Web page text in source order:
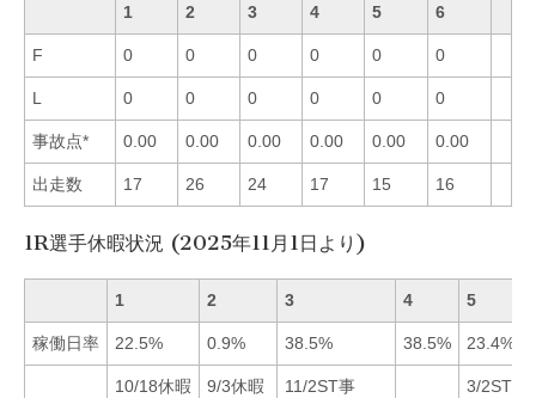
1 2 3 4 5 6
F 0 0 0 0 0 0
L 0 0 0 0 0 0
事故点* 0.00 0.00 0.00 0.00 0.00 0.00
出走数 17 26 24 17 15 16
1R選手休暇状況 (2025年11月1日より)
1 2 3 4 5
稼働日率 22.5% 0.9% 38.5% 38.5% 23.4%
10/18休暇
9/3休暇
11/2ST事
3/2ST事